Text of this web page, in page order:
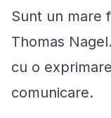
Sunt un mare
Thomas
cu o
comunicare.